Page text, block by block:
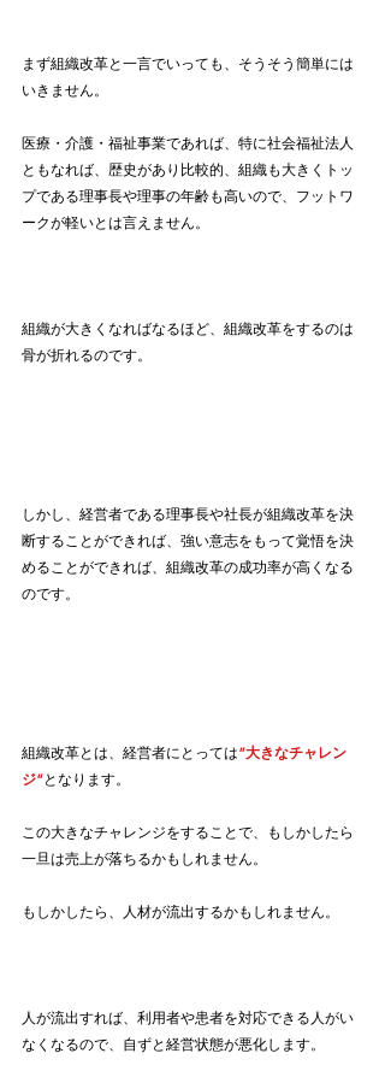
まず組織改革と一言でいっても、そうそう簡単には
いきません。
医療・介護・福祉事業であれば、特に社会福祉法人
ともなれば、歴史があり比較的、組織も大きくトッ
プである理事長や理事の年齢も高いので、フットワ
ークが軽いとは言えません。
組織が大きくなればなるほど、組織改革をするのは
骨が折れるのです。
しかし、経営者である理事長や社長が組織改革を決
断することができれば、強い意志をもって覚悟を決
めることができれば、組織改革の成功率が高くなる
のです。
組織改革とは、経営者にとっては”大きなチャレン
ジ”となります。
この大きなチャレンジをすることで、もしかしたら
一旦は売上が落ちるかもしれません。
もしかしたら、人材が流出するかもしれません。
人が流出すれば、利用者や患者を対応できる人がい
なくなるので、自ずと経営状態が悪化します。